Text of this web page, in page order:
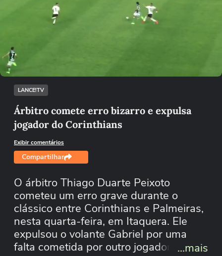
LANCE!TV
Árbitro comete erro bizarro e expulsa
jogador do Corinthians
Exibir comentários
Compartilhar
O árbitro Thiago Duarte Peixoto
cometeu um erro grave durante o
clássico entre Corinthians e Palmeiras,
nesta quarta-feira, em Itaquera. Ele
expulsou o volante Gabriel por uma
falta cometida por outro jogador,
...mais